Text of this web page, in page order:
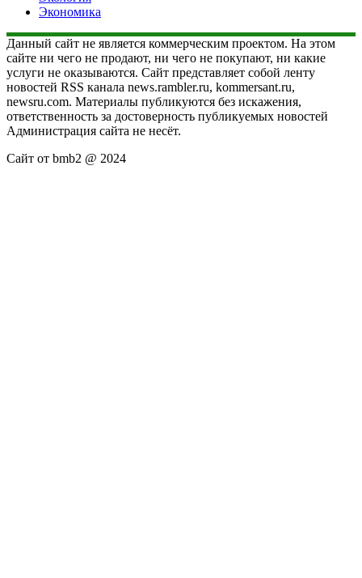
Экономика
Данный сайт не является коммерческим проектом. На этом
сайте ни чего не продают, ни чего не покупают, ни какие
услуги не оказываются. Сайт представляет собой ленту
новостей RSS канала news.rambler.ru, kommersant.ru,
newsru.com. Материалы публикуются без искажения,
ответственность за достоверность публикуемых новостей
Администрация сайта не несёт.
Сайт от bmb2 @ 2024